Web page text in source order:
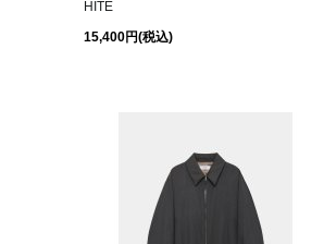
HITE
15,400円(税込)